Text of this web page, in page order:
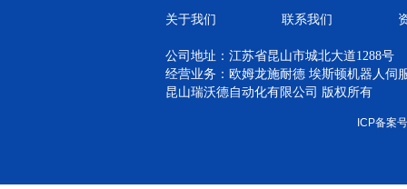
关于我们 联系我们
公司地址：江苏省昆山市城北大道1288号
经营业务：欧姆龙施耐德 埃斯顿机器人伺
昆山瑞沃德自动化有限公司 版权所有
ICP备案